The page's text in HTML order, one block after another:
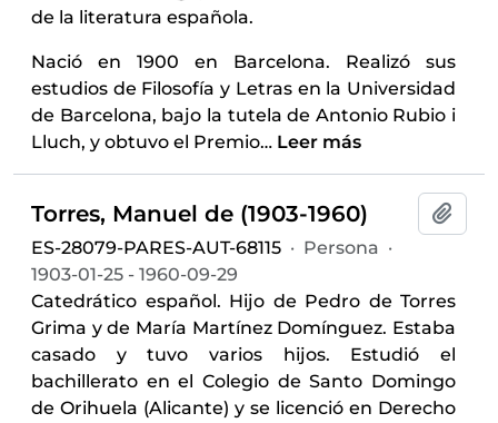
de la literatura española.
Nació en 1900 en Barcelona. Realizó sus
estudios de Filosofía y Letras en la Universidad
de Barcelona, bajo la tutela de Antonio Rubio i
Lluch, y obtuvo el Premio… Leer más
Torres, Manuel de (1903-1960)
ES-28079-PARES-AUT-68115 · Persona ·
1903-01-25 - 1960-09-29
Catedrático español. Hijo de Pedro de Torres
Grima y de María Martínez Domínguez. Estaba
casado y tuvo varios hijos. Estudió el
bachillerato en el Colegio de Santo Domingo
de Orihuela (Alicante) y se licenció en Derecho